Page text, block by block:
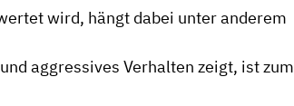
wird, hängt dabei unter anderem
aggressives Verhalten zeigt, ist zum